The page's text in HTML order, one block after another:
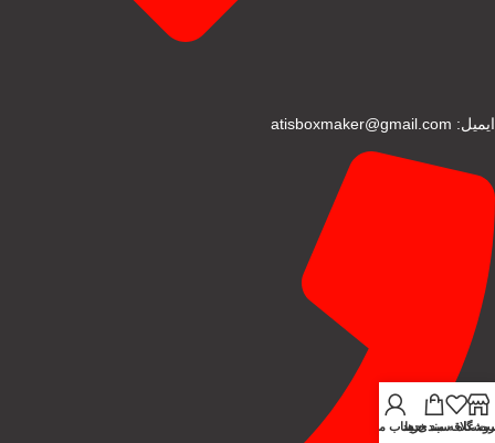
ایمیل: atisboxmaker@gmail.com
علاقه مندی ها
سبد خریدحساب من